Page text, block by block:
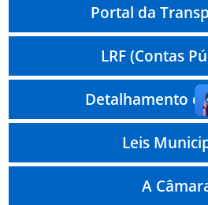
Portal da
LRF (Contas
Detalhamento
Leis
A